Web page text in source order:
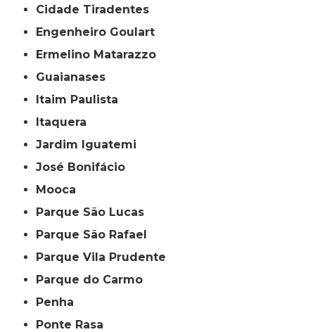
Cidade Tiradentes
Engenheiro Goulart
Ermelino Matarazzo
Guaianases
Itaim Paulista
Itaquera
Jardim Iguatemi
José Bonifácio
Mooca
Parque São Lucas
Parque São Rafael
Parque Vila Prudente
Parque do Carmo
Penha
Ponte Rasa